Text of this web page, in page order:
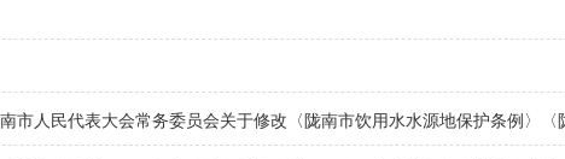
市人民代表大会常务委员会关于修改〈陇南市饮用水水源地保护条例〉〈